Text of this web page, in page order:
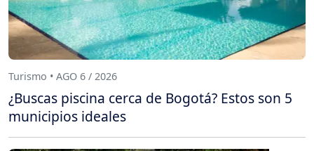
Turismo • AGO 6 / 2026
¿Buscas piscina cerca de Bogotá? Estos son 5
municipios ideales